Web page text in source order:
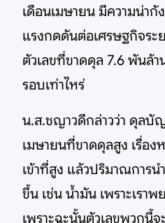
เดือนเมษายน มีความน่ากั
แรงกดดันต่อเศรษฐกิจระ
ตัวเลขที่ขาดดุล 7.6 พันล้
รอบเท่าไหร่
น.ส.ชญาวดีกล่าวว่า ดุลบั
เมษายนที่ขาดดุลสูง เรื่อง
เข้าที่สูง แล้วปริมาณการน
ขึ้น เช่น น้ำมัน เพราะเรา
เพราะฉะนั้นตัวเลขพวกนี้